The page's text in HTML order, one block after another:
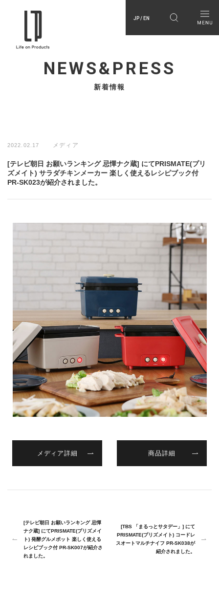
JP / EN
NEWS&PRESS
新着情報
2022.02.17 メディア
[テレビ朝日 お願いランキング 忌憚ナク蔵] にてPRISMATE(プリ
ズメイト) サラダチキンメーカー 楽しく使えるレシピブック付
PR-SK023が紹介されました。
メディア詳細 商品詳細
[テレビ朝日 お願いランキング 忌憚
ナク蔵] にてPRISMATE(プリズメイ
ト) 発酵グルメポット 楽しく使える
レシピブック付 PR-SK007が紹介さ
れました。
[TBS 「まるっとサタデー」] にて
PRISMATE(プリズメイト) コードレ
スオートマルチナイフ PR-SK038が
紹介されました。